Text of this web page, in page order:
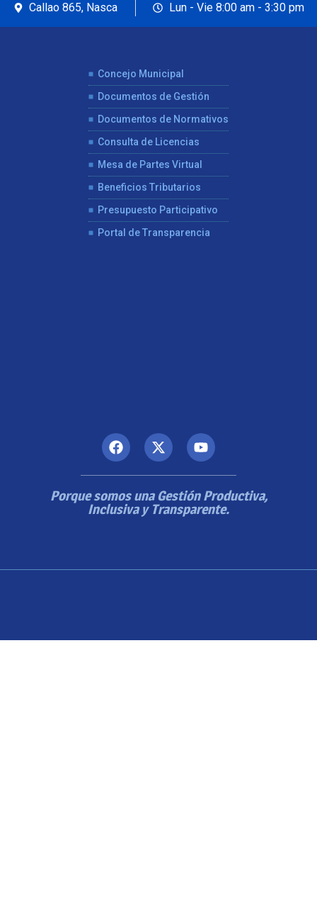
Callao 865, Nasca Lun - Vie 8:00 am - 3:30 pm
Concejo Municipal
Documentos de Gestión
Documentos de Normativos
Consulta de Licencias
Mesa de Partes Virtual
Beneficios Tributarios
Presupuesto Participativo
Portal de Transparencia
Porque somos una Gestión Productiva,
Inclusiva y Transparente.